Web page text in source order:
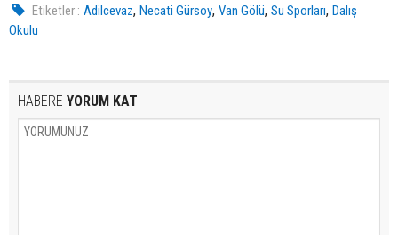
Etiketler : Adilcevaz,Necati Gürsoy,Van Gölü,Su Sporları,Dalış
Okulu
HABERE YORUM KAT